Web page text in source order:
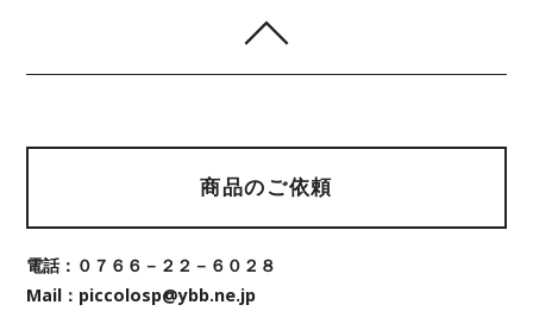
商品のご依頼
電話：０７６６－２２－６０２８
Mail：piccolosp@ybb.ne.jp